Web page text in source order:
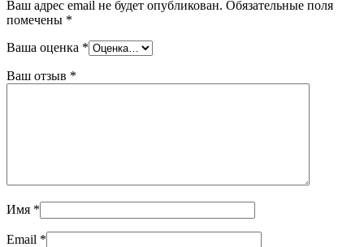
Ваш адрес email не будет опубликован. Обязательные поля
помечены *
Ваша оценка *
Ваш отзыв *
Имя *
Email *